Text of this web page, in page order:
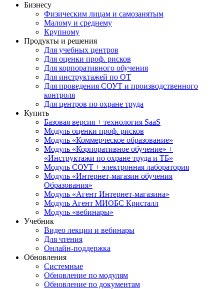
Бизнесу
Физическим лицам и самозанятым
Малому и среднему
Крупному
Продукты и решения
Для учебных центров
Для оценки проф. рисков
Для корпоративного обучения
Для инструктажей по ОТ
Для проведения СОУТ и производственного
контроля
Для центров по охране труда
Купить
Базовая версия + технология SaaS
Модуль оценки проф. рисков
Модуль «Коммерческое образование»
Модуль «Корпоративное обучение» +
«Инструктажи по охране труда и ТБ»
Модуль СОУТ + электронная лаборатория
Модуль «Интернет-магазин обучения
Образования»
Модуль «Агент Интернет-магазина»
Модуль Агент МИОБС Кристалл
Модуль «вебинары»
Учебник
Видео лекции и вебинары
Для чтения
Онлайн-поддержка
Обновления
Системные
Обновление по модулям
Обновление по документам